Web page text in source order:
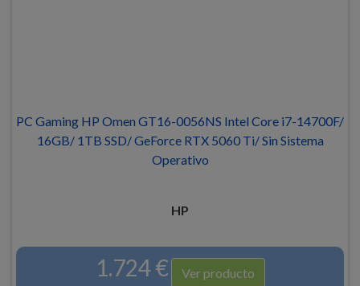
PC Gaming HP Omen GT16-0056NS Intel Core i7-14700F/
16GB/ 1TB SSD/ GeForce RTX 5060 Ti/ Sin Sistema
Operativo
HP
1.724 € Ver producto